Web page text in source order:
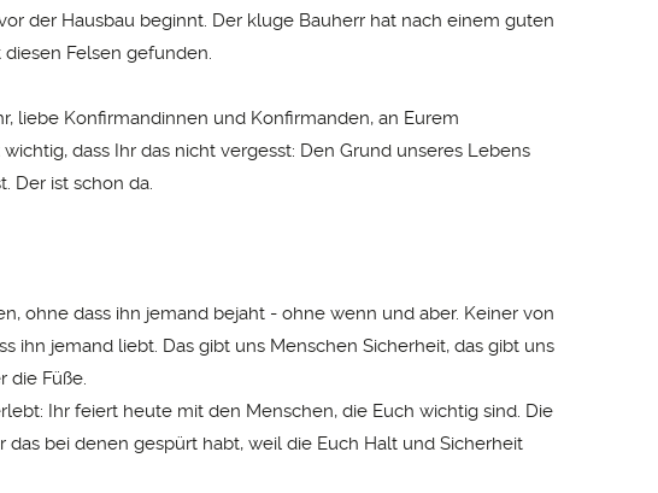
der Hausbau beginnt. Der kluge Bauherr hat nach einem guten
Felsen gefunden.
liebe Konfirmandinnen und Konfirmanden, an Eurem
dass Ihr das nicht vergesst: Den Grund unseres Lebens
Der ist schon da.
ohne dass ihn jemand bejaht - ohne wenn und aber. Keiner von
ihn jemand liebt. Das gibt uns Menschen Sicherheit, das gibt uns
die Füße.
Ihr feiert heute mit den Menschen, die Euch wichtig sind. Die
das bei denen gespürt habt, weil die Euch Halt und Sicherheit